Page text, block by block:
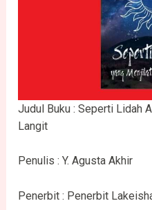
Judul Buku : Seperti Lidah
Langit
Penulis : Y. Agusta Akhir
Penerbit : Penerbit